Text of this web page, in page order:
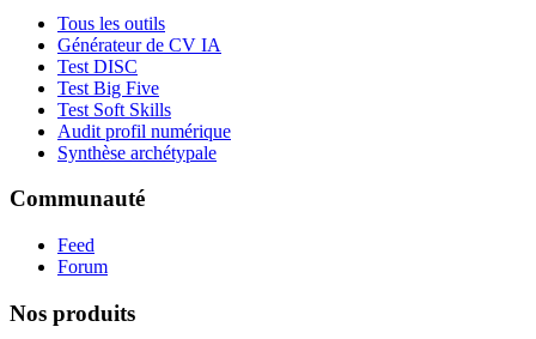
Tous les outils
Générateur de CV IA
Test DISC
Test Big Five
Test Soft Skills
Audit profil numérique
Synthèse archétypale
Communauté
Feed
Forum
Nos produits